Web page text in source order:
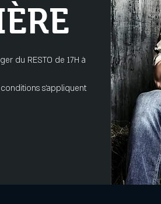
du RESTO de 17H à
s'appliquent